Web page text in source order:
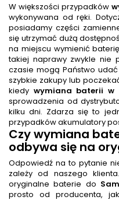
W większości przypadków
wykonywana od ręki.
posiadamy części
się utrzymać dużą
na miejscu wymienić
takiej naprawy zwykle nie
czasie mogą Państwo
szybkie zakupy lub
kiedy wymiana baterii w
sprowadzenia od
kilku dni. Zdarza się to
przypadków akumulatory
Czywymiana
odbywa się na
Odpowiedź na to pytanie
zależy od naszego
oryginalne baterie do
prosto od producenta,